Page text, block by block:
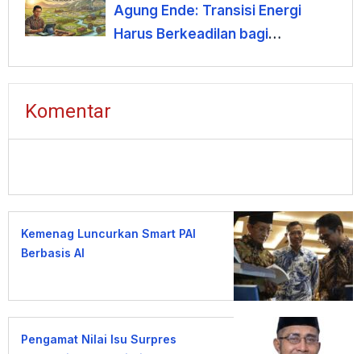
Agung Ende: Transisi Energi
Harus Berkeadilan bagi
Komentar
Kemenag Luncurkan Smart PAI
Berbasis AI
Pengamat Nilai Isu Surpres